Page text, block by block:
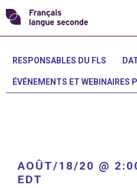
Skip
to
content
Transformons
français
seconde
RESPONSABLES DU FLS
ÉVÉNEMENTS ET WEBINAIRES
AOÛT/18/20 @
EDT